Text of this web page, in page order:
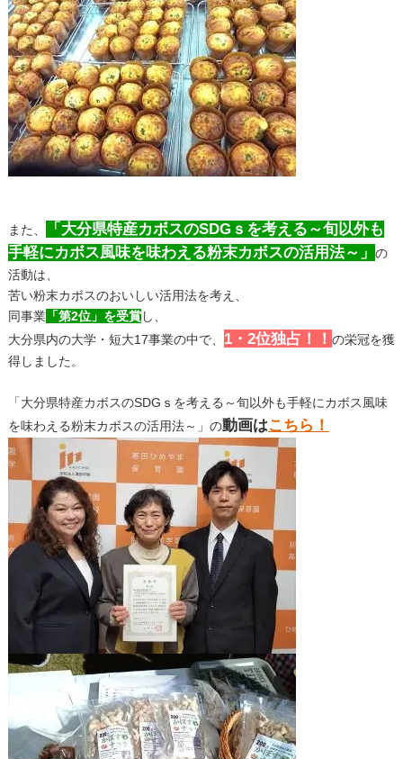
また、
「大分県特産カボスのSDGｓを考える～旬以外も
手軽にカボス風味を味わえる粉末カボスの活用法～」 の
活動は、
苦い粉末カボスのおいしい活用法を考え、
同事業「第2位」を受賞し、
大分県内の大学・短大17事業の中で、 1・2位独占！！ の栄冠を獲
得しました。
「大分県特産カボスのSDGｓを考える～旬以外も手軽にカボス風味
を味わえる粉末カボスの活用法～」の動画はこちら！